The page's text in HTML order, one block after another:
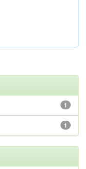
1
1